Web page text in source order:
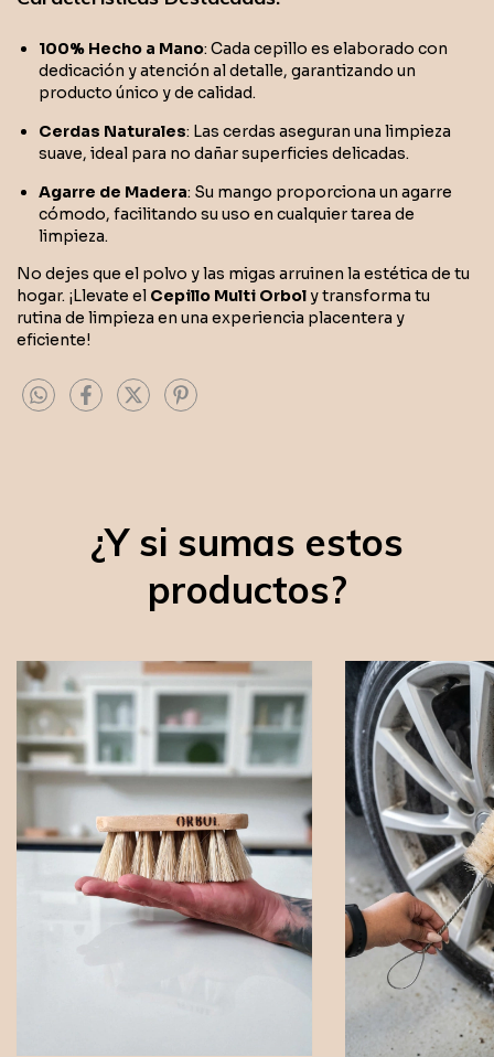
100% Hecho a Mano: Cada cepillo es elaborado con
dedicación y atención al detalle, garantizando un
producto único y de calidad.
Cerdas Naturales: Las cerdas aseguran una limpieza
suave, ideal para no dañar superficies delicadas.
Agarre de Madera: Su mango proporciona un agarre
cómodo, facilitando su uso en cualquier tarea de
limpieza.
No dejes que el polvo y las migas arruinen la estética de tu
hogar. ¡Llevate el Cepillo Multi Orboly transforma tu
rutina de limpieza en una experiencia placentera y
eficiente!
¿Y si sumas estos
productos?